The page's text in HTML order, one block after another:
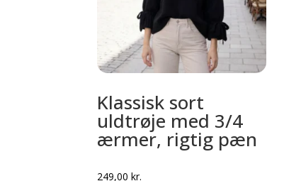
Klassisk sort
uldtrøje med 3/4
ærmer, rigtig pæn
249,00 kr.